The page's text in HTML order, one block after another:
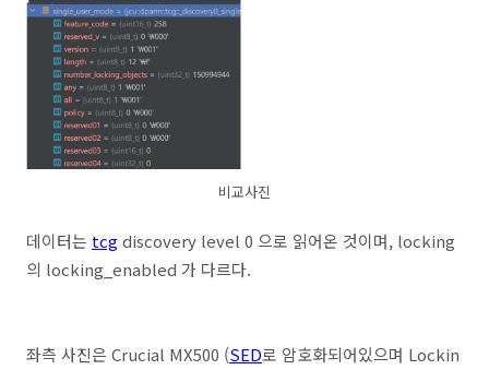
비교사진
데이터는 tcgdiscovery level 0 으로 읽어온 것이며, locking
의 locking_enabled 가 다르다.
좌측 사진은 Crucial MX500 (SED로 암호화되어있으며 Lockin